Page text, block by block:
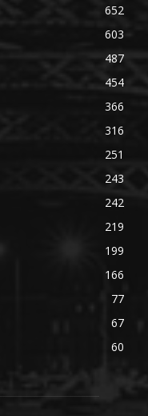
652
603
487
454
366
316
251
243
242
219
199
166
77
67
60